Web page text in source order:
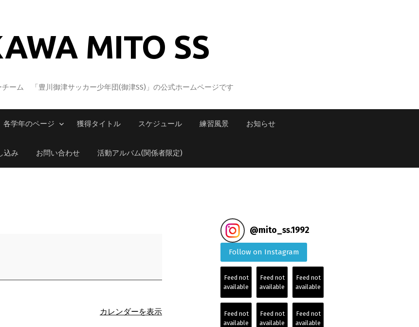
MITO SS
ーム 「豊川御津サッカー少年団(御津SS)」の公式ホームページです
各学年のページ 獲得タイトル スケジュール 練習風景 お知らせ
込み お問い合わせ 活動アルバム(関係者限定)
カレンダーを表示
@mito_ss.1992
Follow on Instagram
Feed not
available
Feed not
available
Feed not
available
Feed not
available
Feed not
available
Feed not
available